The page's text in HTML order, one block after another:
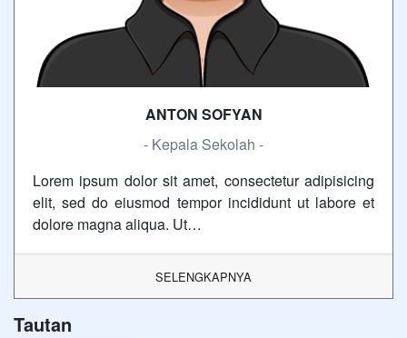
ANTON SOFYAN
- Kepala Sekolah -
Lorem ipsum dolor sit amet, consectetur adipisicing
elit, sed do eiusmod tempor incididunt ut labore et
dolore magna aliqua. Ut…
SELENGKAPNYA
Tautan